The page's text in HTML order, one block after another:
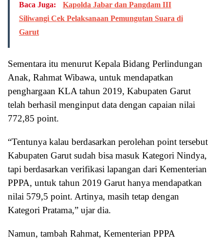
Baca Juga:
Kapolda Jabar dan Pangdam III
Siliwangi Cek Pelaksanaan Pemungutan Suara di
Garut
Sementara itu menurut Kepala Bidang Perlindungan
Anak, Rahmat Wibawa, untuk mendapatkan
penghargaan KLA tahun 2019, Kabupaten Garut
telah berhasil menginput data dengan capaian nilai
772,85 point.
“Tentunya kalau berdasarkan perolehan point tersebut
Kabupaten Garut sudah bisa masuk Kategori Nindya,
tapi berdasarkan verifikasi lapangan dari Kementerian
PPPA, untuk tahun 2019 Garut hanya mendapatkan
nilai 579,5 point. Artinya, masih tetap dengan
Kategori Pratama,” ujar dia.
Namun, tambah Rahmat, Kementerian PPPA